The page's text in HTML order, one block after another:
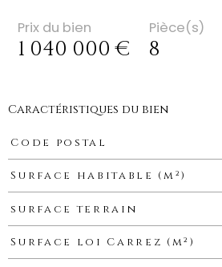
Prix du bien
1 040 000 €
Pièce(s)
8
Caractéristiques du bien
Caractéristiques Valeurs
Code postal
Surface habitable (m²)
surface terrain
Surface loi Carrez (m²)